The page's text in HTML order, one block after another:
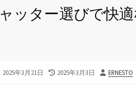
ッター選びで快
公
2025年3月21日
最
2025年3月3日
投
ERNESTO